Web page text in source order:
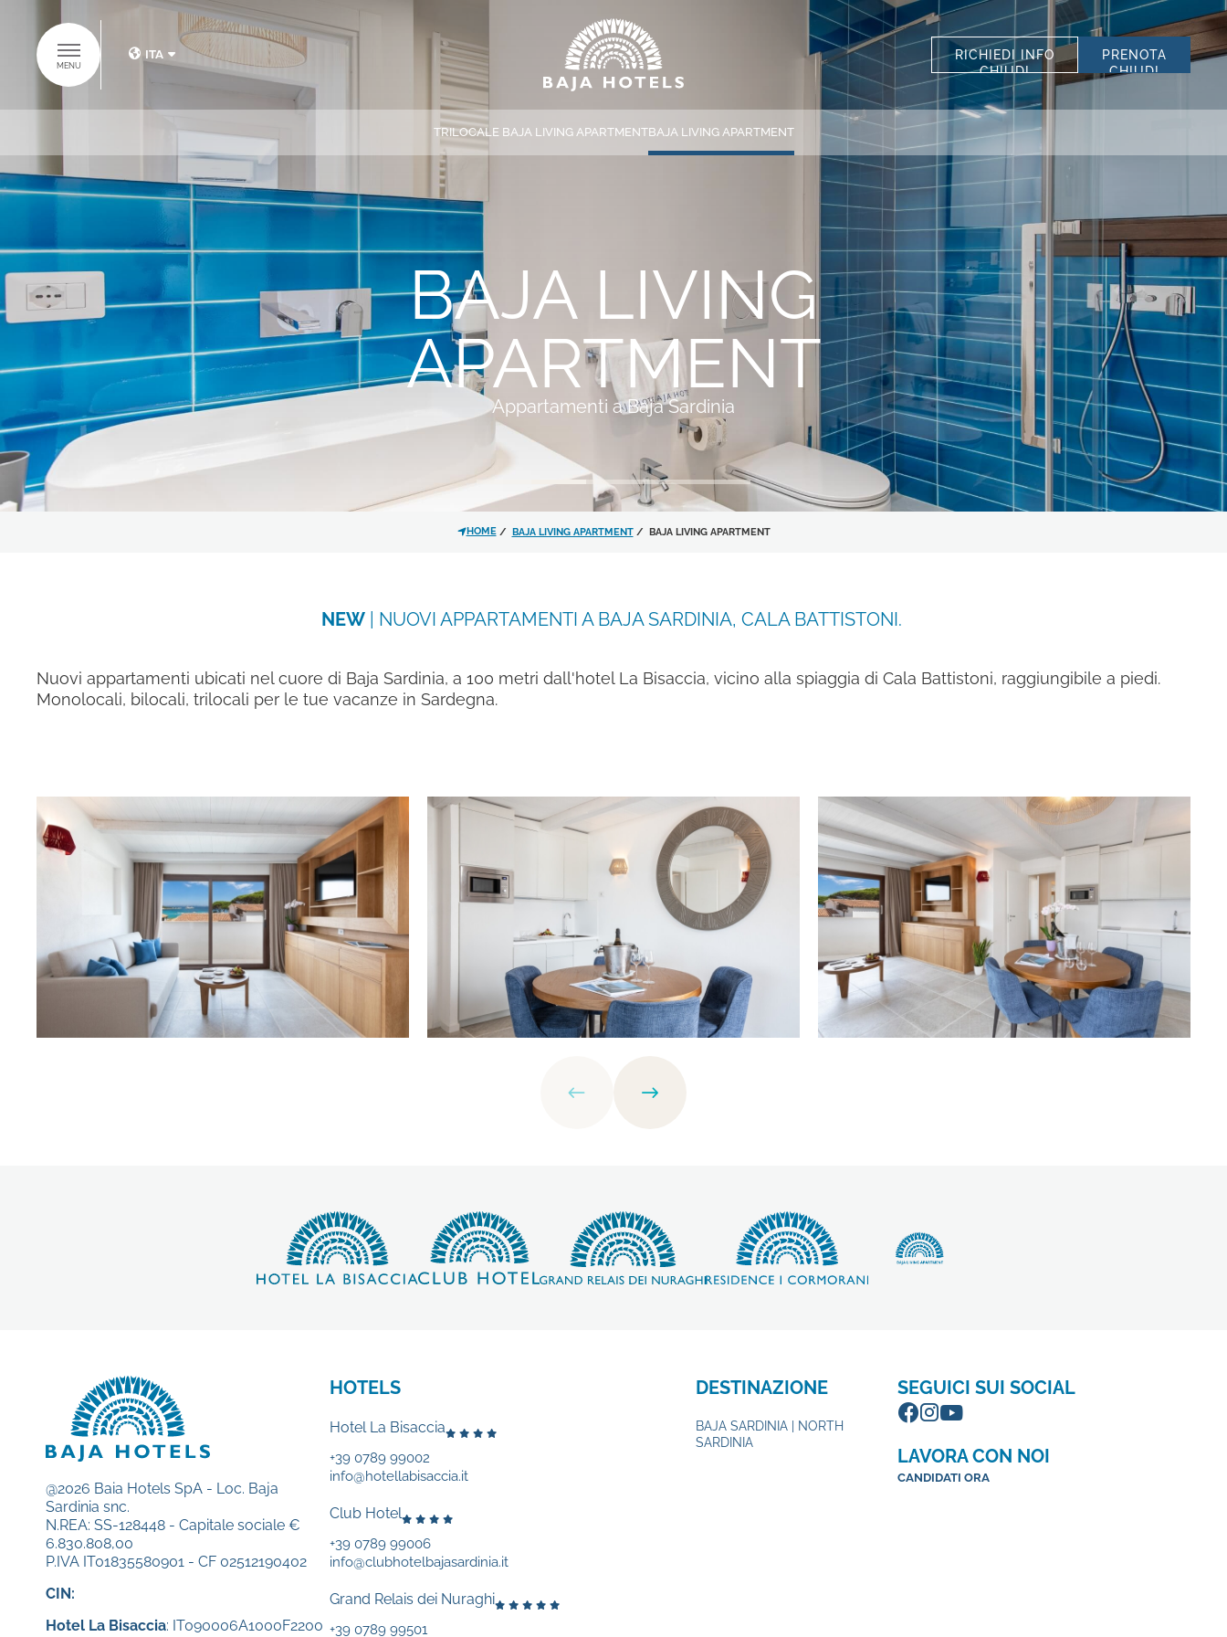
MENU
ITA
RICHIEDI INFO
CHIUDI
PRENOTA
CHIUDI
NOME* COGNOME*
*
HOTEL
MESSAGGIO
dell' informativa privacyper le finalità di invio di
SELEZIONA STRUTTURA
TUTTE LE STRUTTURE
CODICE SCONTO
TRILOCALE BAJA LIVING APARTMENTBAJA LIVING APARTMENT
SCOPRI IL
GRUPPO BAJA
HOTELS
HOME
HOTELS
SUITES COLLECTION
RISTORANTI & BAR
LA NOSTRA STORIA
OFFERTE
SEGUICI SUI SOCIAL
SCOPRI I NOSTRI
HOTEL
Hotel La Bisaccia
Club Hotel
Grand Relais dei Nuraghi
Residence I Cormorani Alti
BAJA LIVING APARTMENT
BAJA LIVING
APARTMENT
Appartamenti a Baja Sardinia
HOME BAJA LIVING APARTMENT BAJA LIVING APARTMENT
NEW| NUOVI APPARTAMENTI A BAJA SARDINIA, CALA BATTISTONI.
Nuovi appartamenti ubicati nel cuore di Baja Sardinia, a 100 metri dall'hotel La Bisaccia, vicino alla spiaggia di Cala Battistoni, raggiungibile a piedi.
Monolocali, bilocali, trilocali per le tue vacanze in Sardegna.
@2026 Baia Hotels SpA - Loc. Baja
Sardinia snc.
N.REA: SS-128448 - Capitale sociale €
6.830.808,00
P.IVA IT01835580901 - CF 02512190402
CIN:
Hotel La Bisaccia: IT090006A1000F2200
HOTELS
Hotel La Bisaccia
+39 0789 99002
info@hotellabisaccia.it
Club Hotel
+39 0789 99006
info@clubhotelbajasardinia.it
Grand Relais dei Nuraghi
+39 0789 99501
DESTINAZIONE
BAJA SARDINIA | NORTH
SARDINIA
SEGUICI SUI SOCIAL
LAVORA CON NOI
CANDIDATI ORA